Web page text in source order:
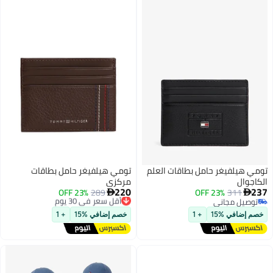
تومي هيلفيغر حامل بطاقات العلم
الكاجوال
237
311
23% OFF
توصيل مجاني
توصيل مجاني
خصم إضافي %15 + 1
تومي هيلفيغر حامل بطاقات
مركزي
220
289
23% OFF
أقل سعر في 30 يوم
توصيل مجاني
أقل سعر في 30 يوم
خصم إضافي %15 + 1